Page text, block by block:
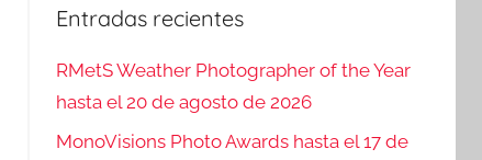
Entradas recientes
RMetS Weather Photographer of the Year
hasta el 20 de agosto de 2026
MonoVisions Photo Awards hasta el 17 de